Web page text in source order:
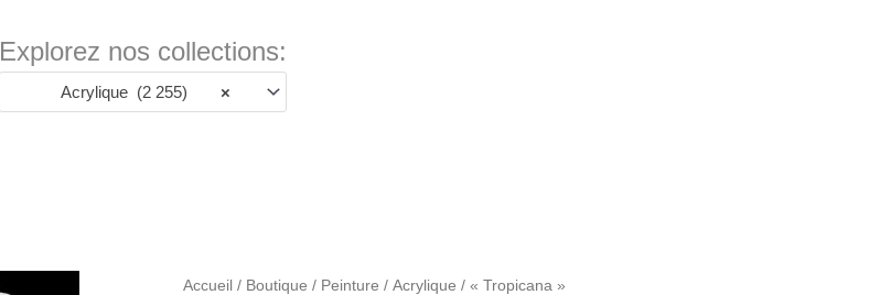
Explorez nos collections:
×
Acrylique (2 255)
Accueil / Boutique / Peinture / Acrylique / « Tropicana »
quantité